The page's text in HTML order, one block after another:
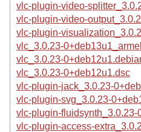
vlc-plugin-video-
vlc-plugin-video-
vlc-plugin-
vlc_3.0.23-
vlc_3.0.23-
vlc_3.0.23-0+deb12u1.dsc
vlc-plugin-jack_3.0.23-
vlc-plugin-svg_3.0.23-
vlc-plugin-
vlc-plugin-access-